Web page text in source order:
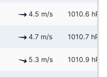
4.5 m/s 1010.6 hPa
4.7 m/s 1010.7 hPa
5.3 m/s 1010.9 hPa